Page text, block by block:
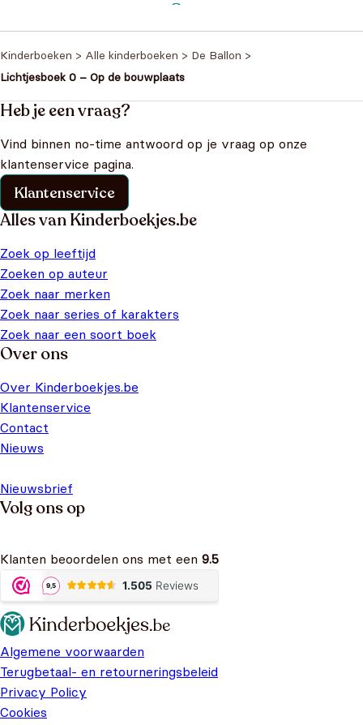
Kinderboeken > Alle kinderboeken > De Ballon >
Lichtjesboek 0 – Op de bouwplaats
Heb je een vraag?
Vind binnen no-time antwoord op je vraag op onze
klantenservice pagina.
Klantenservice
Alles van Kinderboekjes.be
Zoek op leeftijd
Zoeken op auteur
Zoek naar merken
Zoek naar series of karakters
Zoek naar een soort boek
Over ons
Over Kinderboekjes.be
Klantenservice
Contact
Nieuws
Nieuwsbrief
Volg ons op
Klanten beoordelen ons met een 9.5
Algemene voorwaarden
Terugbetaal- en retourneringsbeleid
Privacy Policy
Cookies